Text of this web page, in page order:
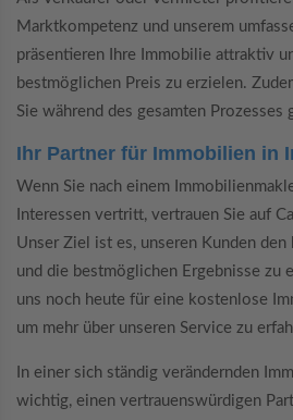
Marktkompetenz und unserem
präsentieren Ihre Immobilie attraktiv
bestmöglichen Preis zu erzielen.
Sie während des gesamten
Ihr Partner für Immobilien in
Wenn Sie nach einem
Interessen vertritt, vertrauen Sie auf
Unser Ziel ist es, unseren Kunden
und die bestmöglichen Ergebnisse zu
uns noch heute für eine kostenlose
um mehr über unseren Service zu
In einer sich ständig verändernden
wichtig, einen vertrauenswürdigen